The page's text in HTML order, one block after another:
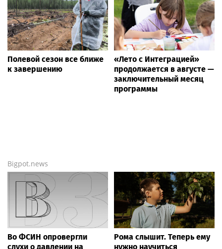
Шоу-биз— сегодня и сейчас (ежесекундное
обновление новостей) от более чем 20 000
независимых тематических источников
информации онлайн! Мы собралиВСЁ, что
интересно по этому поводу —СЕГОДНЯ, а ещё
больше новостей —
Life24.pro